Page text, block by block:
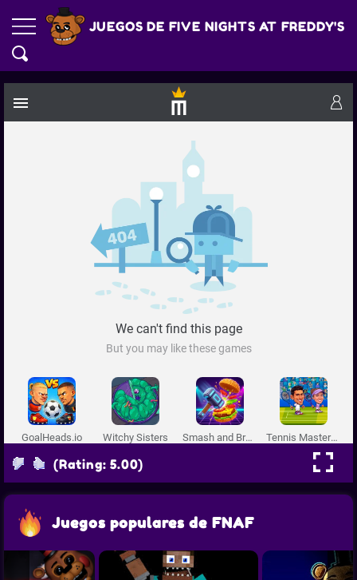
JUEGOS DE FIVE NIGHTS AT FREDDY'S
(Rating: 5.00)
Juegos populares de FNAF